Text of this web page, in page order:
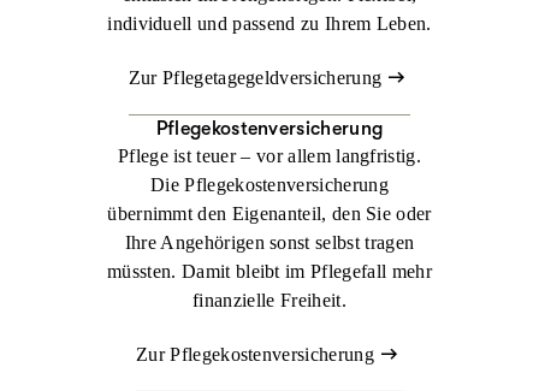
individuell und passend zu Ihrem Leben.
Zur Pflegetagegeldversicherung
Pflegekostenversicherung
Pflege ist teuer – vor allem langfristig.
Die Pflegekostenversicherung
übernimmt den Eigenanteil, den Sie oder
Ihre Angehörigen sonst selbst tragen
müssten. Damit bleibt im Pflegefall mehr
finanzielle Freiheit.
Zur Pflegekostenversicherung